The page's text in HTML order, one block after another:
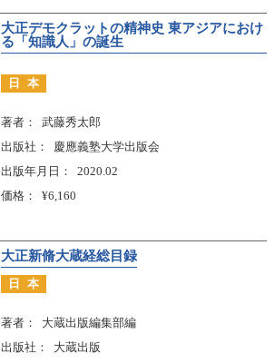
大正デモクラットの精神史 東アジアにおけ
る「知識人」の誕生
日本
著者
武藤秀太郎
出版社
慶應義塾大学出版会
出版年月日
2020.02
価格
¥6,160
大正新脩大蔵経総目録
日本
著者
大蔵出版編集部編
出版社
大蔵出版